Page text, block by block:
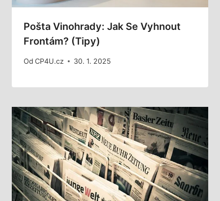
Pošta Vinohrady: Jak Se Vyhnout
Frontám? (Tipy)
Od CP4U.cz 30. 1. 2025